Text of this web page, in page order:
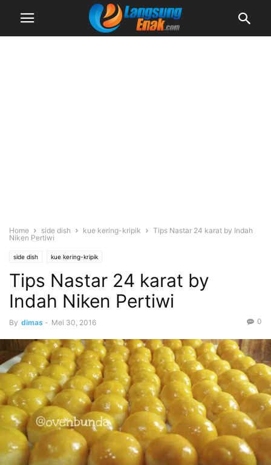
Home side dish kue kering-kripik
Tips Nastar 24 karat by Indah
Niken Pertiwi
side dish kue kering-kripik
Tips Nastar 24 karat by
Indah Niken Pertiwi
By dimas - Mei 30, 2016 0